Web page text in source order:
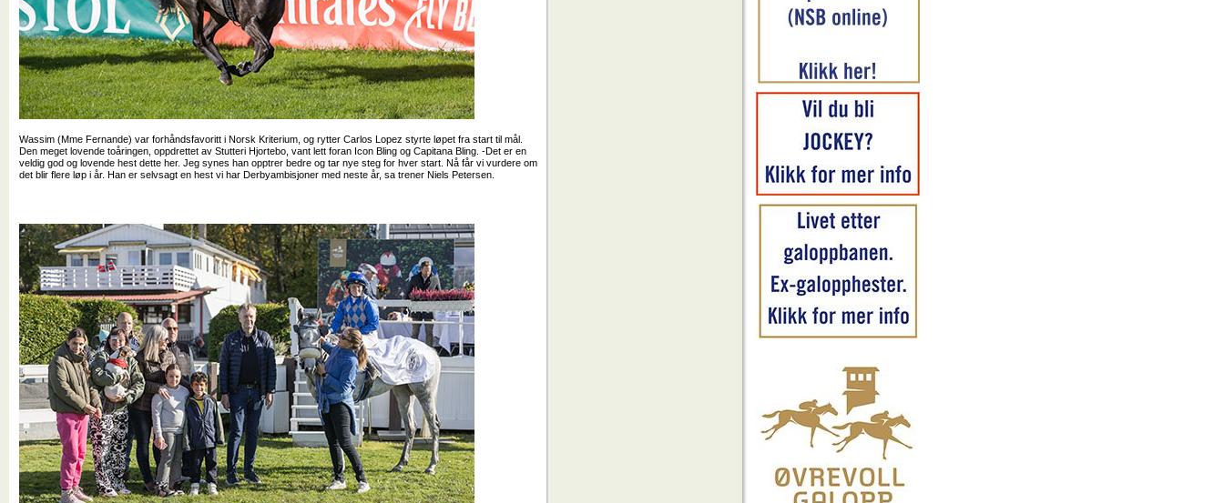
Wassim (Mme Fernande) var forhåndsfavoritt i Norsk Kriterium, og rytter Carlos Lopez styrte løpet fra start til mål.
Den meget lovende toåringen, oppdrettet av Stutteri Hjortebo, vant lett foran Icon Bling og Capitana Bling. -Det er en
veldig god og lovende hest dette her. Jeg synes han opptrer bedre og tar nye steg for hver start. Nå får vi vurdere om
det blir flere løp i år. Han er selvsagt en hest vi har Derbyambisjoner med neste år, sa trener Niels Petersen.